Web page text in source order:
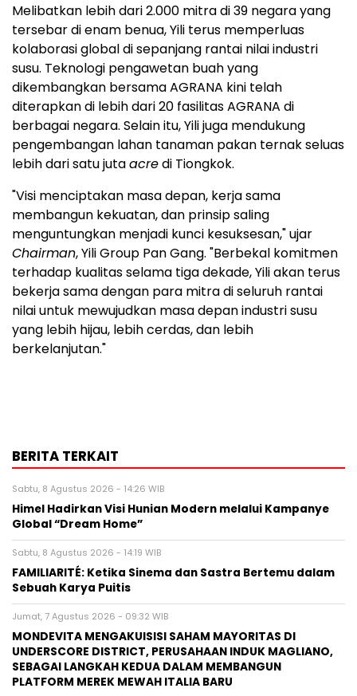
Melibatkan lebih dari 2.000 mitra di 39 negara yang
tersebar di enam benua, Yili terus memperluas
kolaborasi global di sepanjang rantai nilai industri
susu. Teknologi pengawetan buah yang
dikembangkan bersama AGRANA kini telah
diterapkan di lebih dari 20 fasilitas AGRANA di
berbagai negara. Selain itu, Yili juga mendukung
pengembangan lahan tanaman pakan ternak seluas
lebih dari satu jutaacredi Tiongkok.
"Visi menciptakan masa depan, kerja sama
membangun kekuatan, dan prinsip saling
menguntungkan menjadi kunci kesuksesan," ujar
Chairman, Yili Group Pan Gang. "Berbekal komitmen
terhadap kualitas selama tiga dekade, Yili akan terus
bekerja sama dengan para mitra di seluruh rantai
nilai untuk mewujudkan masa depan industri susu
yang lebih hijau, lebih cerdas, dan lebih
berkelanjutan."
BERITA TERKAIT
Sabtu, 8 Agustus 2026 - 14:26 WIB
Himel Hadirkan Visi Hunian Modern melalui Kampanye
Global “Dream Home”
Sabtu, 8 Agustus 2026 - 14:19 WIB
FAMILIARITÉ: Ketika Sinema dan Sastra Bertemu dalam
Sebuah Karya Puitis
Jumat, 7 Agustus 2026 - 09:32 WIB
MONDEVITA MENGAKUISISI SAHAM MAYORITAS DI
UNDERSCORE DISTRICT, PERUSAHAAN INDUK MAGLIANO,
SEBAGAI LANGKAH KEDUA DALAM MEMBANGUN
PLATFORM MEREK MEWAH ITALIA BARU